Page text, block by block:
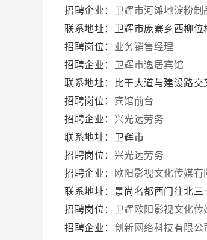
招聘企业： 卫辉市河滩地淀粉制
联系地址：卫辉市庞寨乡西柳位
招聘岗位： 业务销售经理
招聘企业： 卫辉市逸居宾馆
联系地址：比干大道与建设路交
招聘岗位： 宾馆前台
招聘企业： 兴光远劳务
联系地址：卫辉市
招聘岗位： 兴光远劳务
招聘企业：
欧阳影视文化传媒有
联系地址：景尚名都西门往北三
招聘岗位： 卫辉欧阳影视文化传
招聘企业： 创新网络科技有限公